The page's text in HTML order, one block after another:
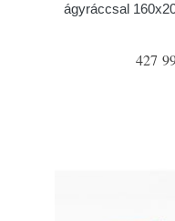
ágyráccsal
427